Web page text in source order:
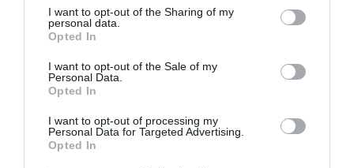
not limited to your visit or usage behaviour. You may click to
grant or deny consent to Google and its third-party tags to
use your data for below specified purposes in below Google
consent section.
I want to opt-out of the Sharing of my
personal data.
Opted In
I want to opt-out of the Sale of my
Personal Data.
Opted In
I want to opt-out of processing my
Personal Data for Targeted Advertising.
Opted In
4.0
Összesen 4
2 0